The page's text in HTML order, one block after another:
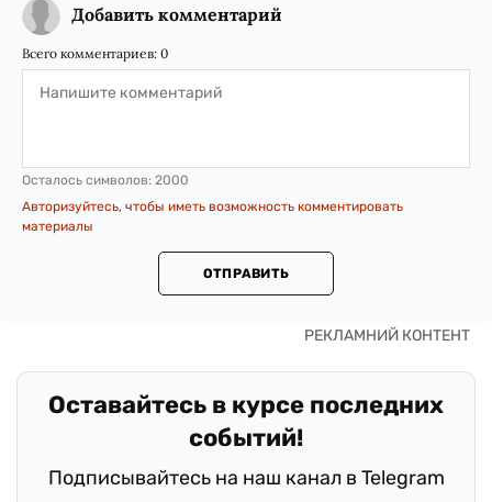
Добавить комментарий
Всего комментариев: 0
Осталось символов: 2000
Авторизуйтесь, чтобы иметь возможность комментировать
материалы
ОТПРАВИТЬ
Оставайтесь в курсе последних
событий!
Подписывайтесь на наш канал в Telegram